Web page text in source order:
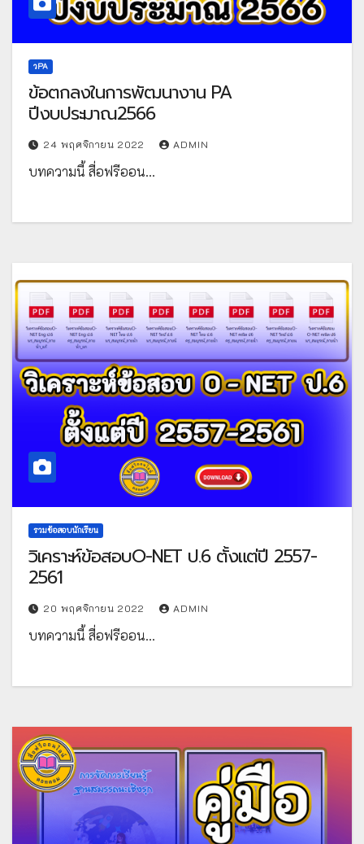
วPA
ข้อตกลงในการพัฒนางาน PA
ปีงบประมาณ2566
24 พฤศจิกายน 2022 ADMIN
บทความนี้ สื่อฟรีออน…
รวมข้อสอบนักเรียน
วิเคราะห์ข้อสอบO-NET ป.6 ตั้งแต่ปี 2557-
2561
20 พฤศจิกายน 2022 ADMIN
บทความนี้ สื่อฟรีออน…